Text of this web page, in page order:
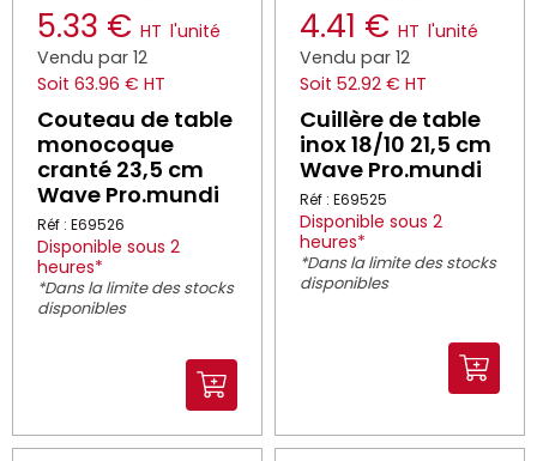
5.33 € HT l'unité
Vendu par 12
Soit 63.96 € HT
Couteau de table
monocoque
cranté 23,5 cm
Wave Pro.mundi
Réf : E69526
Disponible sous 2
heures*
*Dans la limite des stocks
disponibles
4.41 € HT l'unité
Vendu par 12
Soit 52.92 € HT
Cuillère de table
inox 18/10 21,5 cm
Wave Pro.mundi
Réf : E69525
Disponible sous 2
heures*
*Dans la limite des stocks
disponibles